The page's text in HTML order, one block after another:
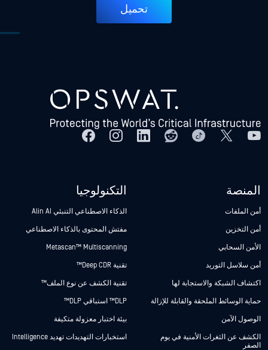
تحميل
المنصة
أمن الملفات
أمن التخزين
الأمن السحابي
أمن سلاسل التوريد
اكتشاف الشبكة والاستجابة لها
حماية الوسائط الملحقة والقابلة للإزالة
الوصول الآمن
الكشف عن الثغرات الأمنية في يوم
الصفر
التكنولوجيا
الذكاء الاصطناعي التنبئي Alin AI
مفتش المحتوى بالذكاء الاصطناعي
Metascan™ Multiscanning
تقنية Deep CDR™
تقنية الكشف عن نوع الملف™
DLP™ استباقي DLP™
بيئة اختبار معزولة متكيفة
استخبارات التهديدات تهديد Intelligence